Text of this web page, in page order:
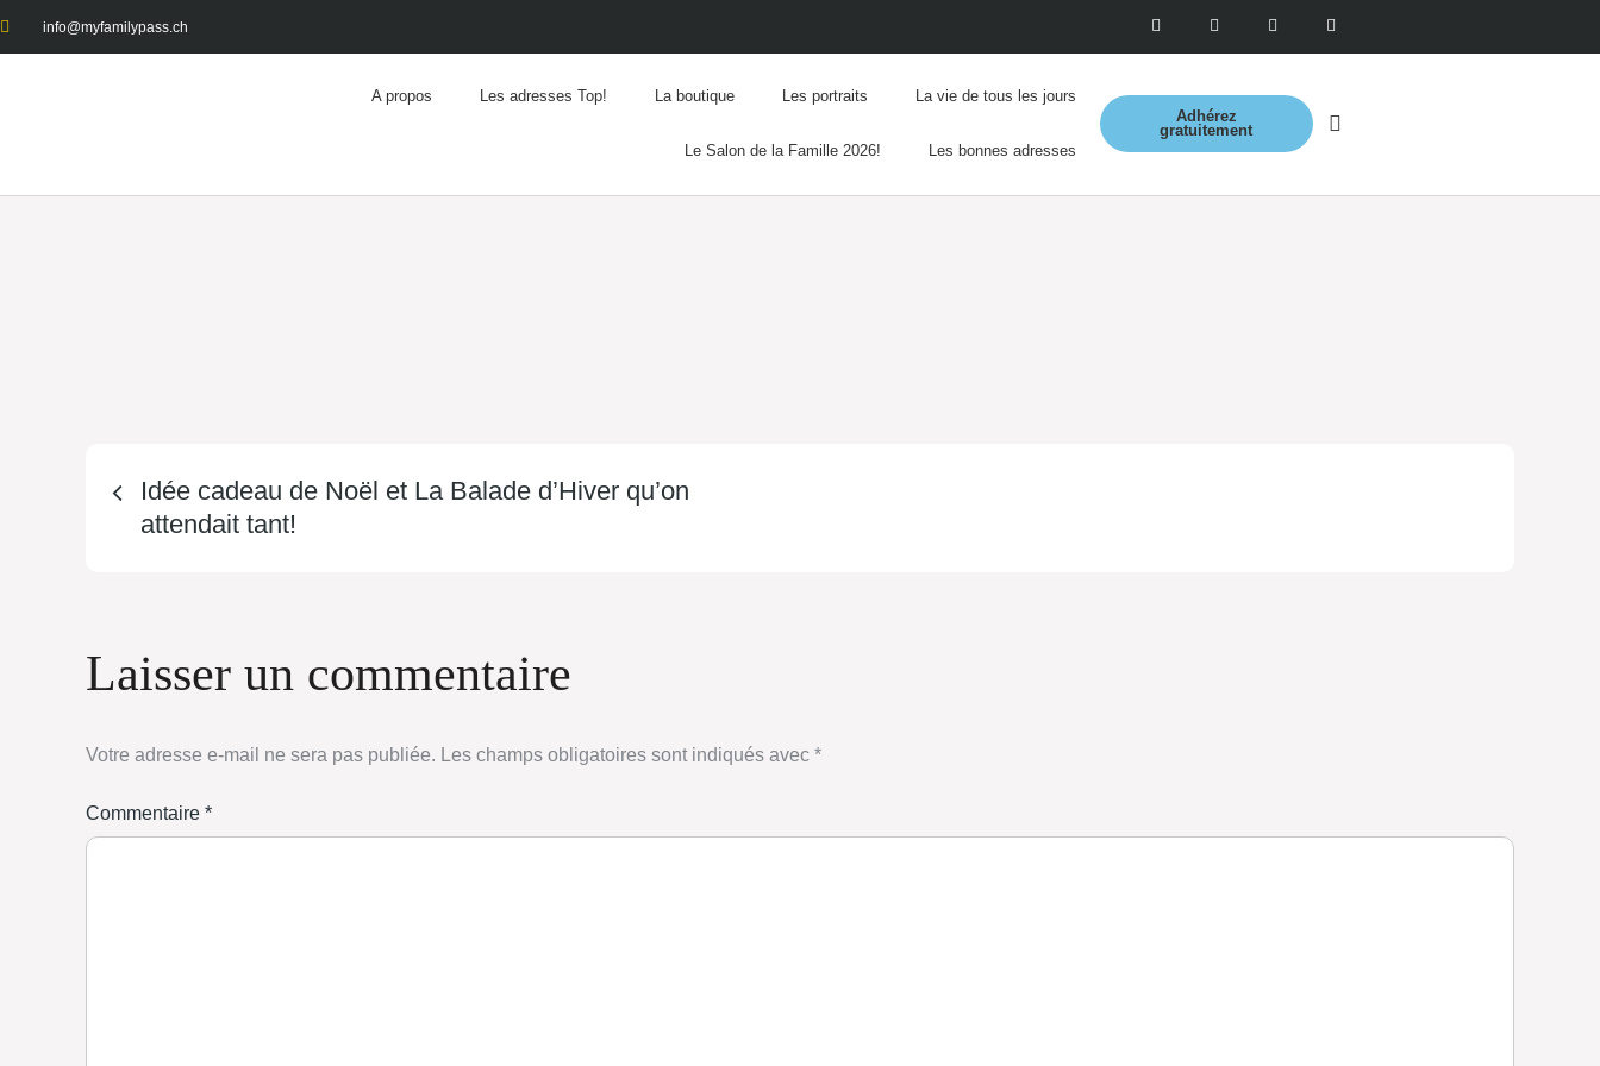
info@myfamilypass.ch
A propos Les adresses Top! La boutique Les portraits La vie de tous les jours
Le Salon de la Famille 2026! Les bonnes adresses
Adhérez
gratuitement
Idée cadeau de Noël et La Balade d’Hiver qu’on
attendait tant!
Laisser un commentaire
Votre adresse e-mail ne sera pas publiée. Les champs obligatoires sont indiqués avec *
Commentaire *